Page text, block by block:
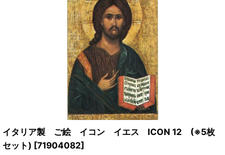
イタリア製 ご絵 イコン イエス ICON 12 (※5枚
セット) [71904082]